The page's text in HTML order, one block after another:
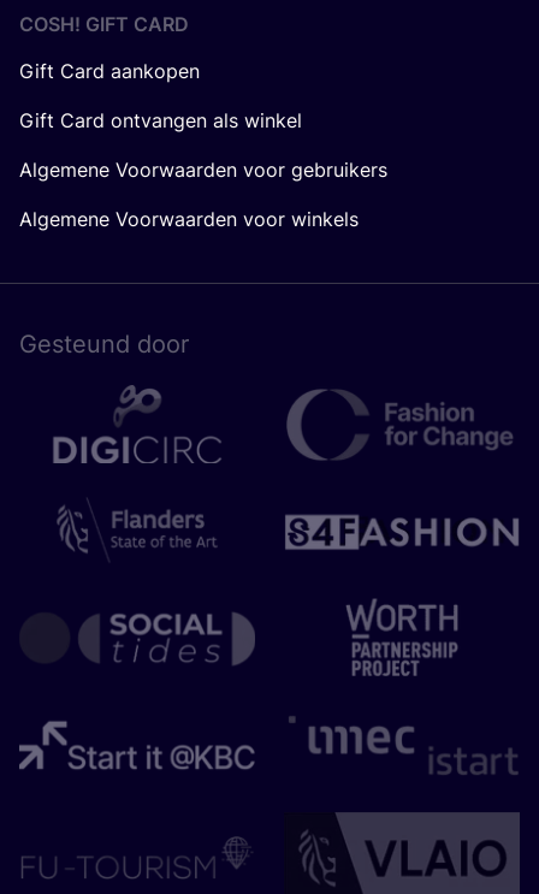
COSH! GIFT CARD
Gift Card aankopen
Gift Card ontvangen als winkel
Algemene Voorwaarden voor gebruikers
Algemene Voorwaarden voor winkels
Gesteund door